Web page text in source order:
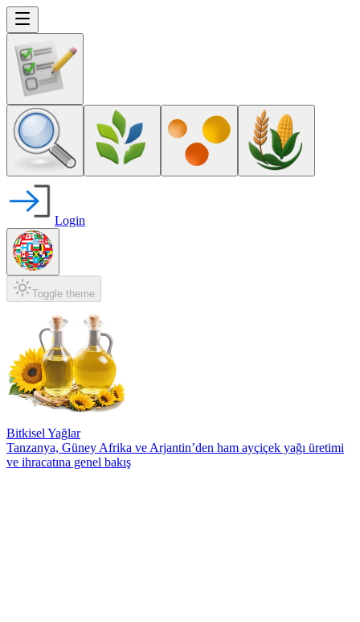
Login
Toggle theme
Bitkisel Yağlar
Tanzanya, Güney Afrika ve Arjantin’den ham ayçiçek yağı üretimi
ve ihracatına genel bakış